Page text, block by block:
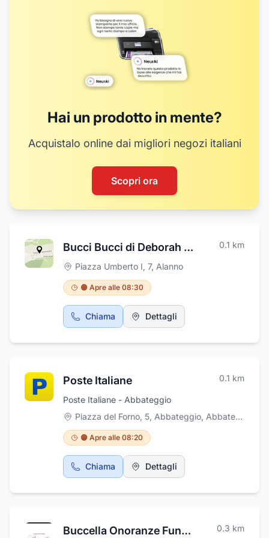
Hai un prodotto in mente?
Acquistalo online dai migliori negozi italiani
Scopri ora
Bucci Bucci di Deborah e Pietro Bucci 0.1 km
Piazza Umberto I, 7, Alanno
🟠 Apre alle 08:30
Chiama Dettagli
Poste Italiane 0.1 km
Poste Italiane - Abbateggio
Piazza del Forno, 5, Abbateggio, Abbateggio
🟠 Apre alle 08:20
Chiama Dettagli
Buccella Onoranze Funebri 0.3 km